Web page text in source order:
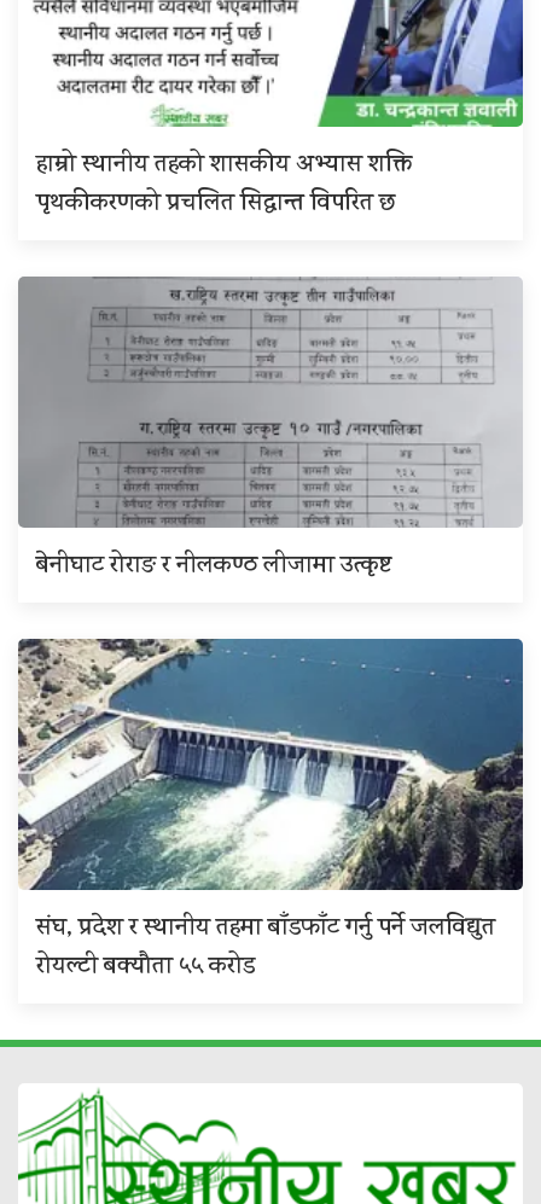
हाम्रो स्थानीय तहको शासकीय अभ्यास शक्ति
पृथकीकरणको प्रचलित सिद्धान्त विपरित छ
बेनीघाट रोराङ र नीलकण्ठ लीजामा उत्कृष्ट
संघ, प्रदेश र स्थानीय तहमा बाँडफाँट गर्नु पर्ने जलविद्युत
रोयल्टी बक्यौता ५५ करोड